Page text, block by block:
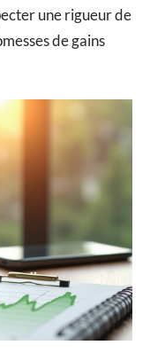
une rigueur de
de gains